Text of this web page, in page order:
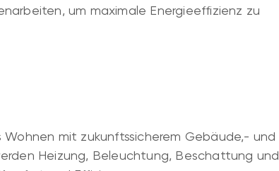
um maximale Energieeffizienz zu
mit zukunftssicherem Gebäude,- und
Heizung, Beleuchtung, Beschattung und